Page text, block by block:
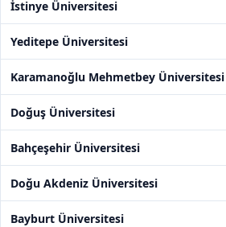
İstinye Üniversitesi
Yeditepe Üniversitesi
Karamanoğlu Mehmetbey Üniversitesi
Doğuş Üniversitesi
Bahçeşehir Üniversitesi
Doğu Akdeniz Üniversitesi
Bayburt Üniversitesi